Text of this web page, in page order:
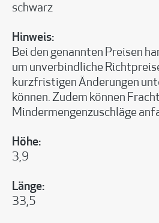
schwarz
Hinweis:
Bei den genannten Preisen
um unverbindliche
kurzfristigen Änderungen
können. Zudem können
Mindermengenzuschläge
Höhe:
3,9
Länge:
33,5